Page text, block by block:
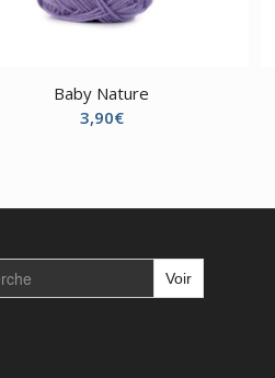
Baby Nature
3,90€